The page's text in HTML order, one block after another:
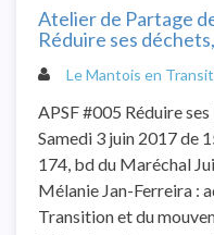
Atelier de Partage
Réduire ses
Le Mantois en
APSF #005 Réduire
Samedi 3 juin 2017 de
174, bd du Maréchal
Mélanie Jan-Ferreira :
Transition et du